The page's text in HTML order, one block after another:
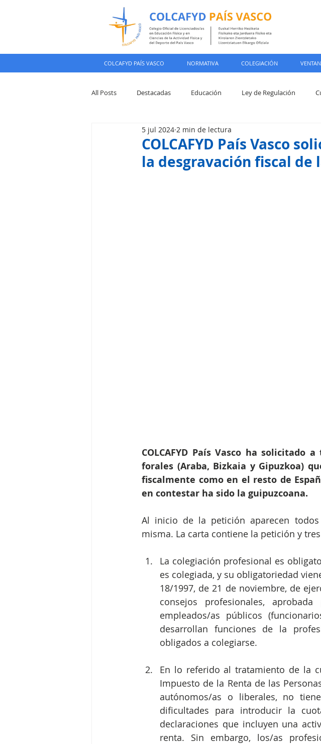
COLCAFYD PAÍS VASCO NORMATIVA COLEGIACIÓN
All Posts Destacadas Educación Ley de Regulación
Colegiación
COLCAFYD País Vasco
la desgravación fiscal de
5 jul 2024 2 min de lectura
COLCAFYD País Vasco ha
forales (Araba, Bizkaia y Gipuzkoa)
fiscalmente como en el resto de
en contestar ha sido la guipuzcoana.
Al inicio de la petición aparecen
misma. La carta contiene la petición y
La colegiación profesional es
es colegiada, y su obligatoriedad
18/1997, de 21 de noviembre, de
consejos profesionales,
empleados/as públicos
desarrollan funciones de la
obligados a colegiarse.
En lo referido al tratamiento de la
Impuesto de la Renta de las
autónomos/as o liberales, no
dificultades para introducir la
declaraciones que incluyen una
renta. Sin embargo, los/as